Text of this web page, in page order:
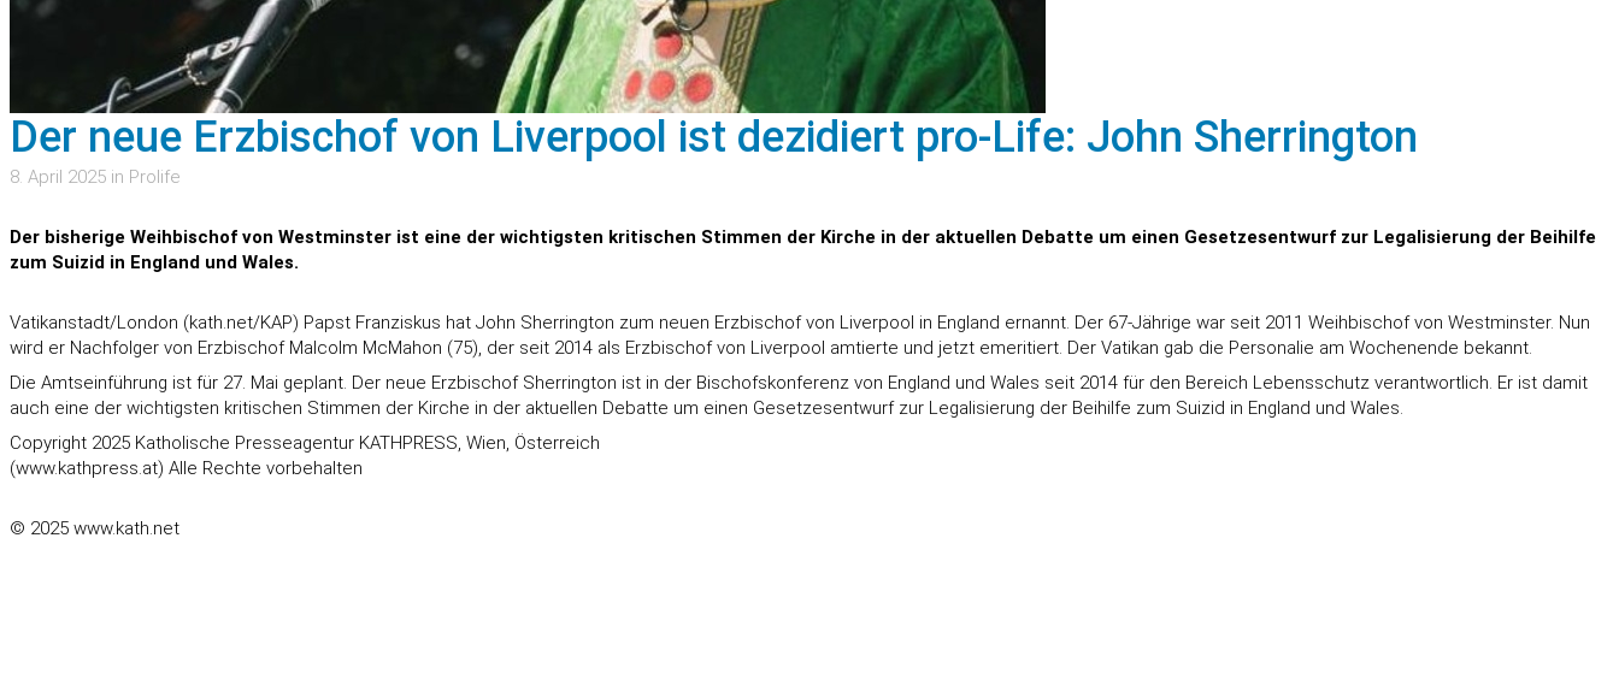
Der neue Erzbischof von Liverpool ist dezidiert pro-Life: John Sherrington
8. April 2025 in Prolife
Der bisherige Weihbischof von Westminster ist eine der wichtigsten kritischen Stimmen der Kirche in der aktuellen Debatte um einen Gesetzesentwurf zur Legalisierung der Beihilfe
zum Suizid in England und Wales.
Vatikanstadt/London (kath.net/KAP) Papst Franziskus hat John Sherrington zum neuen Erzbischof von Liverpool in England ernannt. Der 67-Jährige war seit 2011 Weihbischof von Westminster. Nun
wird er Nachfolger von Erzbischof Malcolm McMahon (75), der seit 2014 als Erzbischof von Liverpool amtierte und jetzt emeritiert. Der Vatikan gab die Personalie am Wochenende bekannt.
Die Amtseinführung ist für 27. Mai geplant. Der neue Erzbischof Sherrington ist in der Bischofskonferenz von England und Wales seit 2014 für den Bereich Lebensschutz verantwortlich. Er ist damit
auch eine der wichtigsten kritischen Stimmen der Kirche in der aktuellen Debatte um einen Gesetzesentwurf zur Legalisierung der Beihilfe zum Suizid in England und Wales.
Copyright 2025 Katholische Presseagentur KATHPRESS, Wien, Österreich
(www.kathpress.at) Alle Rechte vorbehalten
© 2025 www.kath.net